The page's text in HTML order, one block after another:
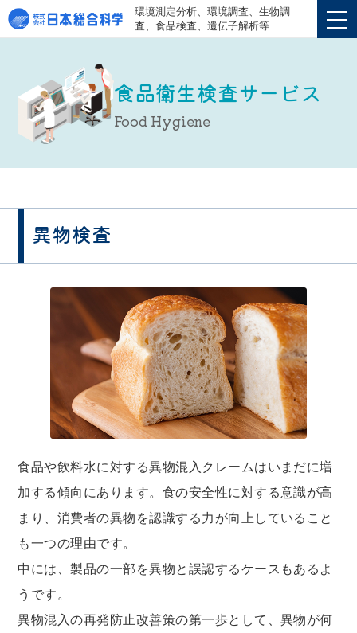
環境測定分析、環境調査、生物調
査、食品検査、遺伝子解析等
食品衛生検査サービス
Food Hygiene
異物検査
食品や飲料水に対する異物混入クレームはいまだに増
加する傾向にあります。食の安全性に対する意識が高
まり、消費者の異物を認識する力が向上していること
も一つの理由です。
中には、製品の一部を異物と誤認するケースもあるよ
うです。
異物混入の再発防止改善策の第一歩として、異物が何